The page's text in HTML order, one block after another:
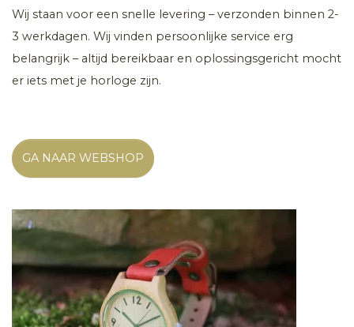
Wij staan voor een snelle levering – verzonden binnen 2-
3 werkdagen. Wij vinden persoonlijke service erg
belangrijk – altijd bereikbaar en oplossingsgericht mocht
er iets met je horloge zijn.
GA NAAR WEBSHOP